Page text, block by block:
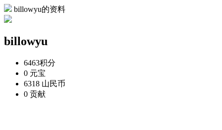
billowyu的资料
billowyu
6463积分
0 元宝
6318 山民币
0 贡献